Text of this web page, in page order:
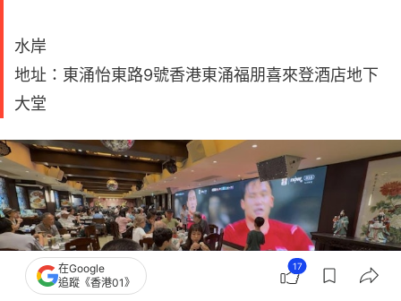
水岸
地址：東涌怡東路9號香港東涌福朋喜來登酒店地下
大堂
在Google
追蹤《香港01》
17